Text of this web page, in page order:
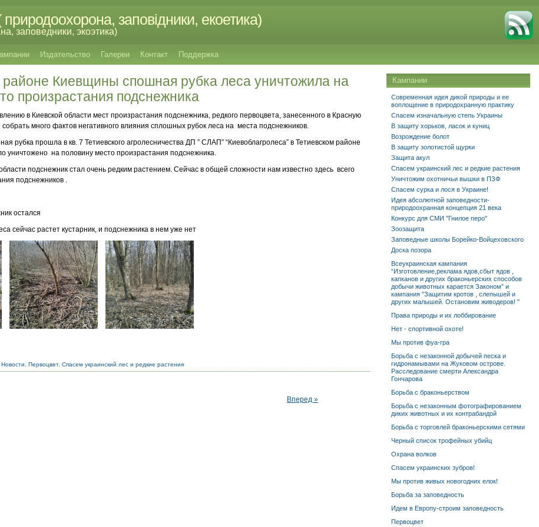
заповідники, екоетика)
заповедники, экоэтика)
Издательство Галереи Контакт Поддержка
районе Киевщины спошная рубка леса уничтожила на
произрастания подснежника
в Киевской области мест произрастания подснежника, редкого первоцвета, занесенного в Красную
собрать много фактов негативного влияния сплошных рубок леса на места подснежников.
рубка прошла в кв. 7 Тетиевского агролесничества ДП ” СЛАП” “Киевоблагролеса” в Тетиевском районе
уничтожено на половину место произрастания подснежника.
подснежник стал очень редким растением. Сейчас в общей сложности нам известно здесь всего
подснежников .
остался
сейчас растет кустарник, и подснежника в нем уже нет
Новости ,Первоцвет,Спасем украинский лес и редкие растения
Вперед »
Кампании
Современная идея дикой природы и ее
воплощение в природохранную практику
Спасем изначальную степь Украины
В защиту хорьков, ласок и куниц
Возрождение болот
В защиту золотистой щурки
Защита акул
Спасем украинский лес и редкие растения
Уничтожим охотничьи вышки в ПЗФ
Спасем сурка и лося в Украине!
Идея абсолютной заповедности-
природоохранная концепция 21 века
Конкурс для СМИ "Гнилое перо"
Зоозащита
Заповедные школы Борейко-Войцеховского
Доска позора
Всеукраинская кампания
“Изготовление,реклама ядов,сбыт ядов ,
капканов и других браконьерских способов
добычи животных карается Законом” и
кампания "Защитим кротов , слепышей и
других малышей. Остановим живодеров! "
Права природы и их лоббирование
Нет - спортивной охоте!
Мы против фуа-гра
Борьба с незаконной добычей песка и
гидронамывами на Жуковом острове.
Расследование смерти Александра
Гончарова
Борьба с браконьерством
Борьба с незаконным фотографированием
диких животных и их контрабандой
Борьба с торговлей браконьерскими сетями
Черный список трофейных убийц
Охрана волков
Спасем украинских зубров!
Мы против живых новогодних елок!
Борьба за заповедность
Идем в Европу-строим заповедность
Первоцвет